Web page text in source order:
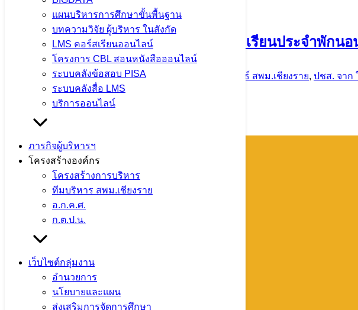
แผนบริหารการศึกษาขั้นพื้นฐาน
บทความวิจัย ผู้บริหาร ในสังกัด
LMS คอร์สเรียนออนไลน์
โครงการ CBL สอนหนังสือออนไลน์
ระบบคลังข้อสอบ PISA
ระบบคลังสื่อ LMS
บริการออนไลน์
ภารกิจผู้บริหารฯ
โครงสร้างองค์กร
โครงสร้างการบริหาร
ทีมบริหาร สพม.เชียงราย
อ.ก.ค.ศ.
ก.ต.ป.น.
เว็บไซต์กลุ่มงาน
อำนวยการ
นโยบายและแผน
ส่งเสริมการจัดการศึกษา
ลงพื้นที่….เพื่อตรวจสอบข้อมูลจำนวนนักเรียนประจำพักน
5 มิถุนายน 20245 มิถุนายน 2024 ข่าวประชาสัมพันธ์ สพม.เชียงราย, ปชส. จาก
จำนวนผู้ชม: 1,424
โทรศัพท์ : 0-5360-1450
หมายเลขติดต่อแต่ละกลุ่ม/หน่วย
กลุ่มการเงินฯ 088 258 1870
กลุ่มแผนฯ 088 258 1871
กลุ่มบุคคลฯ 088 258 1872
กลุ่มส่งเสริมฯ 088 258 1873
กลุ่มนิเทศฯ 088 258 1874
กลุ่มอำนวยการ 088 258 1875
หน่วยสตน. 088 259 1232